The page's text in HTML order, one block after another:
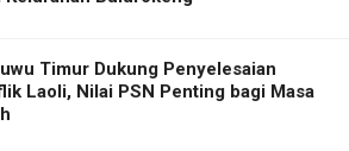
Timur Dukung Penyelesaian
Laoli, Nilai PSN Penting bagi Masa